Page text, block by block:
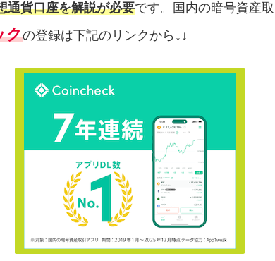
通貨口座を解説が必要です。国内の暗号資産
クの登録は下記のリンクから↓↓